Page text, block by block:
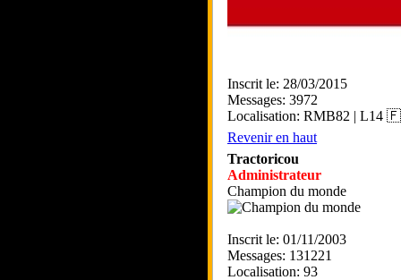
Inscrit le: 28/03/2015
Messages: 3972
Localisation: RMB82 | L14
Revenir en haut
Tractoricou
Administrateur
Champion du monde
Inscrit le: 01/11/2003
Messages: 131221
Localisation: 93